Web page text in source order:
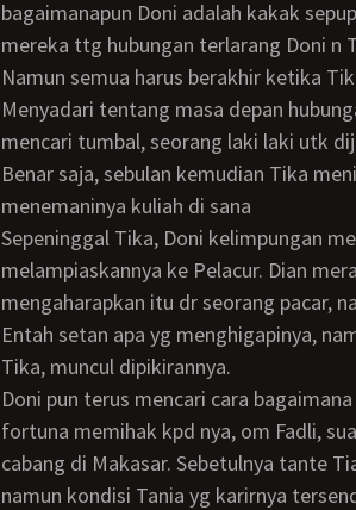
bagaimanapun Doni adalah kakak
mereka ttg hubungan terlarang Doni n
Namun semua harus berakhir ketika Tika hamil!!! Barang tentu itu anaknya Doni.
Menyadari tentang masa depan
mencari tumbal, seorang laki laki utk
Benar saja, sebulan kemudian Tika
menemaninya kuliah di sana
Sepeninggal Tika, Doni kelimpungan melampiaskan hasratnya n Doni tdk mau
melampiaskannya ke Pelacur. Dian
mengaharapkan itu dr seorang pacar,
Entah setan apa yg menghigapinya,
Tika, muncul dipikirannya.
Doni pun terus mencari cara bagaimana mewujudkan ambisi itu. Nampaknya dewi
fortuna memihak kpd nya, om Fadli,
cabang di Makasar. Sebetulnya tante
namun kondisi Tania yg karirnya